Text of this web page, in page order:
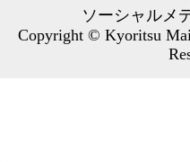
ソーシャルメ
Copyright © Kyoritsu